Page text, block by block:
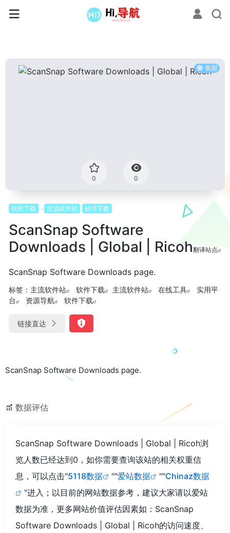
美国
0 0
软件下载 主流软件站 软件下载
ScanSnap Software
Downloads | Global | Ricoh翻译站点
ScanSnap Software Downloads page.
标签： 主流软件站 软件下载 主流软件站 在线工具
实用平
台
资源导航 软件下载
链接直达
ScanSnap Software Downloads page.
数据评估
ScanSnap Software Downloads | Global | Ricoh浏
览人数已经达到0，如你需要查询该站的相关权重信
息，可以点击"5118数据 ""爱站数据 ""Chinaz数据
"进入；以目前的网站数据参考，建议大家请以爱站
数据为准，更多网站价值评估因素如：ScanSnap
Software Downloads | Global | Ricoh的访问速度、